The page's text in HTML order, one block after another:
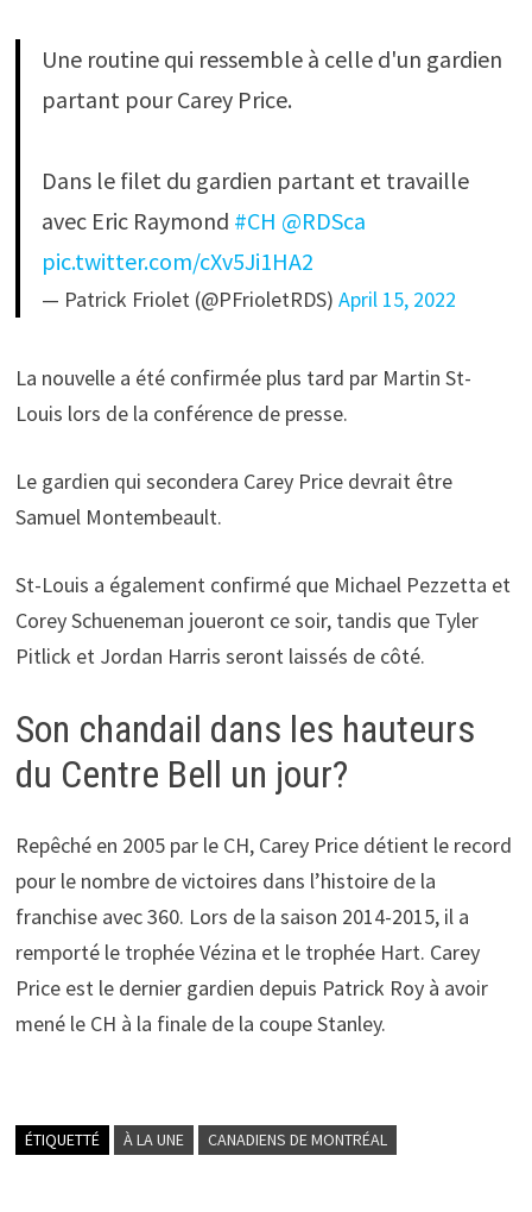
Une routine qui ressemble à celle d'un gardien
partant pour Carey Price.
Dans le filet du gardien partant et travaille
avec Eric Raymond #CH @RDSca
pic.twitter.com/cXv5Ji1HA2
— Patrick Friolet (@PFrioletRDS) April 15, 2022
La nouvelle a été confirmée plus tard par Martin St-
Louis lors de la conférence de presse.
Le gardien qui secondera Carey Price devrait être
Samuel Montembeault.
St-Louis a également confirmé que Michael Pezzetta et
Corey Schueneman joueront ce soir, tandis que Tyler
Pitlick et Jordan Harris seront laissés de côté.
Son chandail dans les hauteurs
du Centre Bell un jour?
Repêché en 2005 par le CH, Carey Price détient le record
pour le nombre de victoires dans l’histoire de la
franchise avec 360. Lors de la saison 2014-2015, il a
remporté le trophée Vézina et le trophée Hart. Carey
Price est le dernier gardien depuis Patrick Roy à avoir
mené le CH à la finale de la coupe Stanley.
ÉTIQUETTÉ À LA UNE CANADIENS DE MONTRÉAL